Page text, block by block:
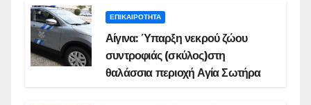
ΕΠΙΚΑΙΡΟΤΗΤΑ
Αίγινα: Ύπαρξη νεκρού ζώου
συντροφιάς (σκύλος)στη
θαλάσσια περιοχή Αγία Σωτήρα